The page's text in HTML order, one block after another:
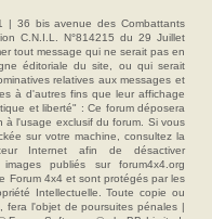
| 36 bis avenue des Combattants
C.N.I.L. N°814215 du 29 Juillet
tout message qui ne serait pas en
éditoriale du site, ou qui serait
relatives aux messages et
à d'autres fins que leur affichage
et liberté" : Ce forum déposera
à l'usage exclusif du forum. Si vous
sur votre machine, consultez la
Internet afin de désactiver
publiés sur forum4x4.org
Forum 4x4 et sont protégés par les
Intellectuelle. Toute copie ou
fera l'objet de poursuites pénales |